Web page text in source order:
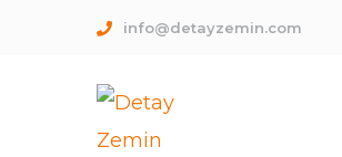
info@detayzemin.com